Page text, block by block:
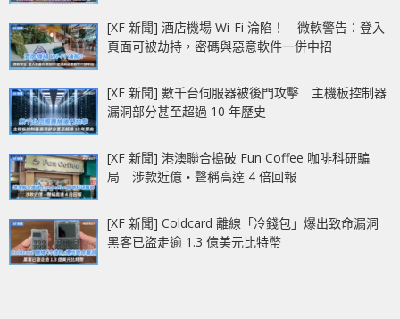
[XF 新聞] 酒店機場 Wi-Fi 淪陷！ 微軟警告：登入
頁面可被劫持，密碼與惡意軟件一併中招
[XF 新聞] 數千台伺服器被後門攻擊 主機板控制器
漏洞部分甚至超過 10 年歷史
[XF 新聞] 港澳聯合搗破 Fun Coffee 咖啡科研騙
局 涉款近億‧聲稱高達 4 倍回報
[XF 新聞] Coldcard 離線「冷錢包」爆出致命漏洞
黑客已盜走逾 1.3 億美元比特幣